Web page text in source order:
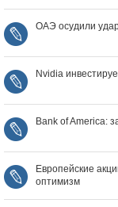
ОАЭ осудили
Nvidia
Bank of America:
Европейские
оптимизм